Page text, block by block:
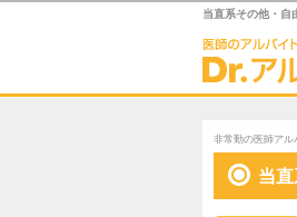
当直系その他・自
非常勤の医師ア
当